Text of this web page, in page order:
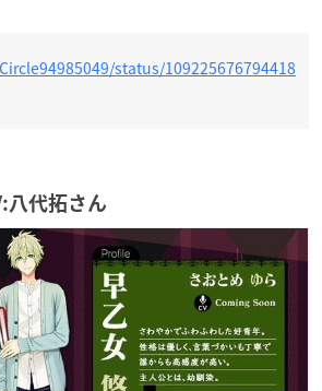
status/109225676794418
代拓さん